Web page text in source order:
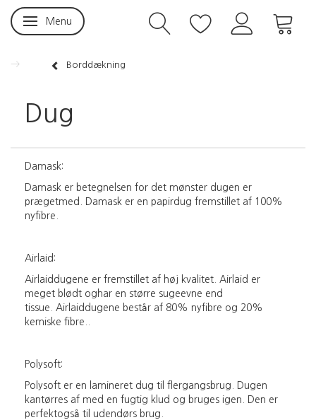
Skifte navigation
Menu
Borddækning
Dug
Damask:
Damask er betegnelsen for det mønster dugen er
prægetmed. Damask er en papirdug fremstillet af 100%
nyfibre.
Airlaid:
Airlaiddugene er fremstillet af høj kvalitet. Airlaid er
meget blødt oghar en større sugeevne end
tissue. Airlaiddugene består af 80% nyfibre og 20%
kemiske fibre..
Polysoft:
Polysoft er en lamineret dug til flergangsbrug. Dugen
kantørres af med en fugtig klud og bruges igen. Den er
perfektogså til udendørs brug.